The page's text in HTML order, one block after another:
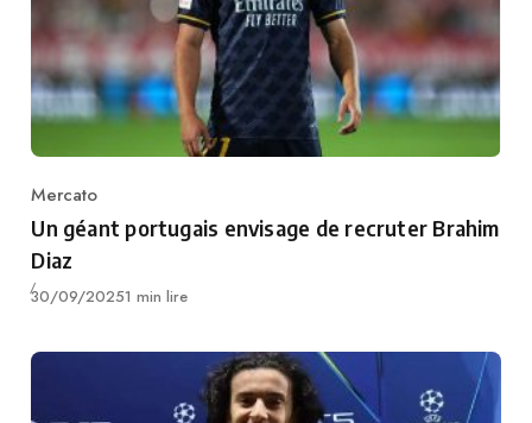
Category
Mercato
Un géant portugais envisage de recruter Brahim
Diaz
Publié
30/09/20251 min lire